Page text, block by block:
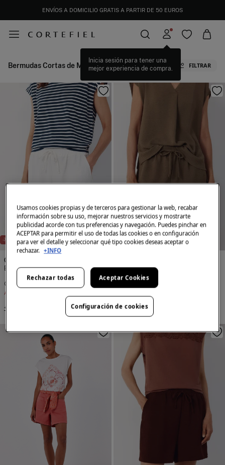
ENVÍOS A DOMICILIO GRATIS A PARTIR DE 50 EUROS
Inicia sesión para tener una
mejor experiencia de compra.
Bermudas Cortas de Mujer FILTRAR
-70% NEW
Cortefiel
Bermuda fluida
14,99 €
Ahorras
+3 Colores
-70%
Bermuda fluida
49,99 €
+3 Colores
Usamos cookies propias y de terceros para gestionar la web, recabar
información sobre su uso, mejorar nuestros servicios y mostrarte
publicidad acorde con tus preferencias y navegación. Puedes pinchar en
ACEPTAR para permitir el uso de todas las cookies o en configuración
para ver el detalle y seleccionar qué tipo cookies deseas aceptar o
rechazar. +INFO
Rechazar todas Aceptar Cookies
Configuración de cookies